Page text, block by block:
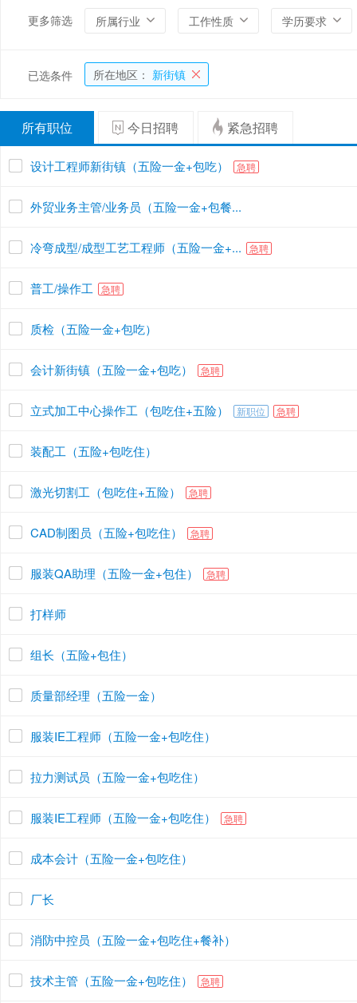
更多筛选 所属行业 工作性质 学历要求
已选条件 所在地区： 新街镇
所有职位 今日招聘 紧急招聘
设计工程师新街镇（五险一金+包吃） 急聘
外贸业务主管/业务员（五险一金+包餐...
冷弯成型/成型工艺工程师（五险一金+... 急聘
普工/操作工 急聘
质检（五险一金+包吃）
会计新街镇（五险一金+包吃） 急聘
立式加工中心操作工（包吃住+五险） 新职位 急聘
装配工（五险+包吃住）
激光切割工（包吃住+五险） 急聘
CAD制图员（五险+包吃住） 急聘
服装QA助理（五险一金+包住） 急聘
打样师
组长（五险+包住）
质量部经理（五险一金）
服装IE工程师（五险一金+包吃住）
拉力测试员（五险一金+包吃住）
服装IE工程师（五险一金+包吃住） 急聘
成本会计（五险一金+包吃住）
厂长
消防中控员（五险一金+包吃住+餐补）
技术主管（五险一金+包吃住） 急聘